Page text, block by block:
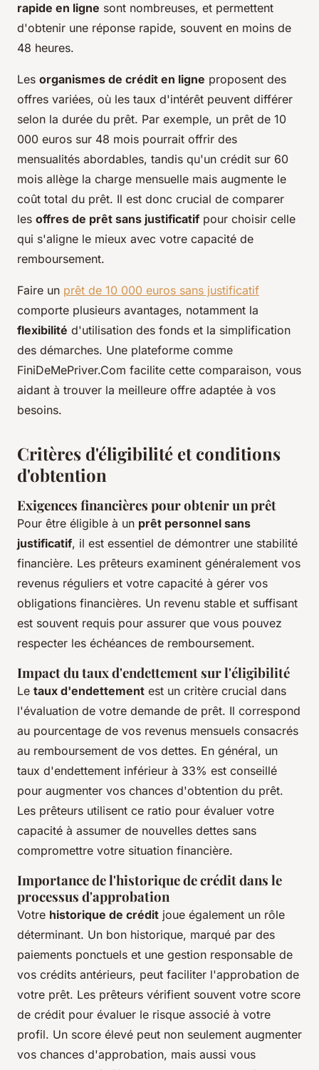
rapide en ligne sont nombreuses, et permettent
d'obtenir une réponse rapide, souvent en moins de
48 heures.
Les organismes de crédit en ligne proposent des
offres variées, où les taux d'intérêt peuvent différer
selon la durée du prêt. Par exemple, un prêt de 10
000 euros sur 48 mois pourrait offrir des
mensualités abordables, tandis qu'un crédit sur 60
mois allège la charge mensuelle mais augmente le
coût total du prêt. Il est donc crucial de comparer
les offres de prêt sans justificatif pour choisir celle
qui s'aligne le mieux avec votre capacité de
remboursement.
Faire un prêt de 10 000 euros sans justificatif
comporte plusieurs avantages, notamment la
flexibilité d'utilisation des fonds et la simplification
des démarches. Une plateforme comme
FiniDeMePriver.Com facilite cette comparaison, vous
aidant à trouver la meilleure offre adaptée à vos
besoins.
Critères d'éligibilité et conditions
d'obtention
Exigences financières pour obtenir un prêt
Pour être éligible à un prêt personnel sans
justificatif, il est essentiel de démontrer une stabilité
financière. Les prêteurs examinent généralement vos
revenus réguliers et votre capacité à gérer vos
obligations financières. Un revenu stable et suffisant
est souvent requis pour assurer que vous pouvez
respecter les échéances de remboursement.
Impact du taux d'endettement sur l'éligibilité
Le taux d'endettement est un critère crucial dans
l'évaluation de votre demande de prêt. Il correspond
au pourcentage de vos revenus mensuels consacrés
au remboursement de vos dettes. En général, un
taux d'endettement inférieur à 33% est conseillé
pour augmenter vos chances d'obtention du prêt.
Les prêteurs utilisent ce ratio pour évaluer votre
capacité à assumer de nouvelles dettes sans
compromettre votre situation financière.
Importance de l'historique de crédit dans le
processus d'approbation
Votre historique de crédit joue également un rôle
déterminant. Un bon historique, marqué par des
paiements ponctuels et une gestion responsable de
vos crédits antérieurs, peut faciliter l'approbation de
votre prêt. Les prêteurs vérifient souvent votre score
de crédit pour évaluer le risque associé à votre
profil. Un score élevé peut non seulement augmenter
vos chances d'approbation, mais aussi vous